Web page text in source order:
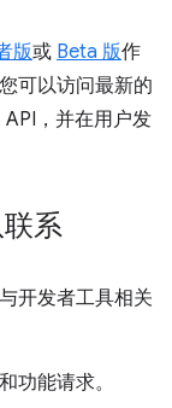
版或 Beta 版作
可以访问最新的
，并在用户发
系
开发者工具相关
功能请求。